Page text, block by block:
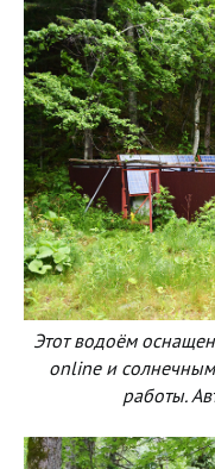
Этот водоём
online и
работы.